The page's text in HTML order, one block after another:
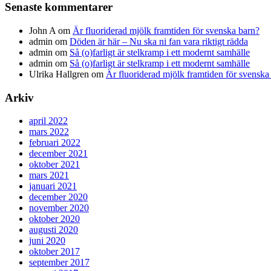
Senaste kommentarer
John A om Är fluoriderad mjölk framtiden för svenska barn?
admin om Döden är här – Nu ska ni fan vara riktigt rädda
admin om Så (o)farligt är stelkramp i ett modernt samhälle
admin om Så (o)farligt är stelkramp i ett modernt samhälle
Ulrika Hallgren om Är fluoriderad mjölk framtiden för svenska
Arkiv
april 2022
mars 2022
februari 2022
december 2021
oktober 2021
mars 2021
januari 2021
december 2020
november 2020
oktober 2020
augusti 2020
juni 2020
oktober 2017
september 2017